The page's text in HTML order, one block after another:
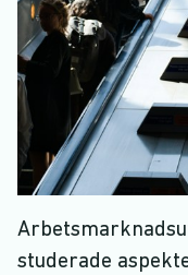
studerade